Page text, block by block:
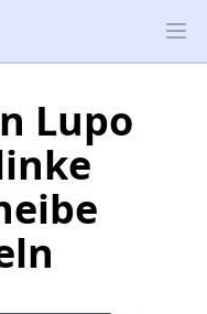
Lupo